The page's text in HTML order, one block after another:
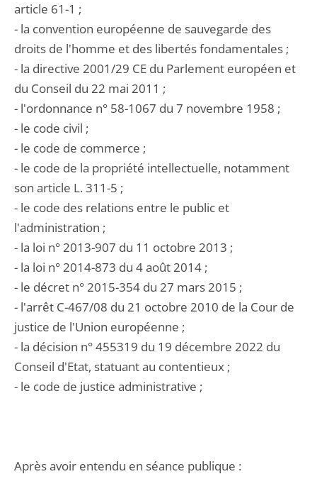
article 61-1 ;
- la convention européenne de sauvegarde des
droits de l'homme et des libertés fondamentales ;
- la directive 2001/29 CE du Parlement européen et
du Conseil du 22 mai 2011 ;
- l'ordonnance n° 58-1067 du 7 novembre 1958 ;
- le code civil ;
- le code de commerce ;
- le code de la propriété intellectuelle, notamment
son article L. 311-5 ;
- le code des relations entre le public et
l'administration ;
- la loi n° 2013-907 du 11 octobre 2013 ;
- la loi n° 2014-873 du 4 août 2014 ;
- le décret n° 2015-354 du 27 mars 2015 ;
- l'arrêt C-467/08 du 21 octobre 2010 de la Cour de
justice de l'Union européenne ;
- la décision n° 455319 du 19 décembre 2022 du
Conseil d'Etat, statuant au contentieux ;
- le code de justice administrative ;
Après avoir entendu en séance publique :